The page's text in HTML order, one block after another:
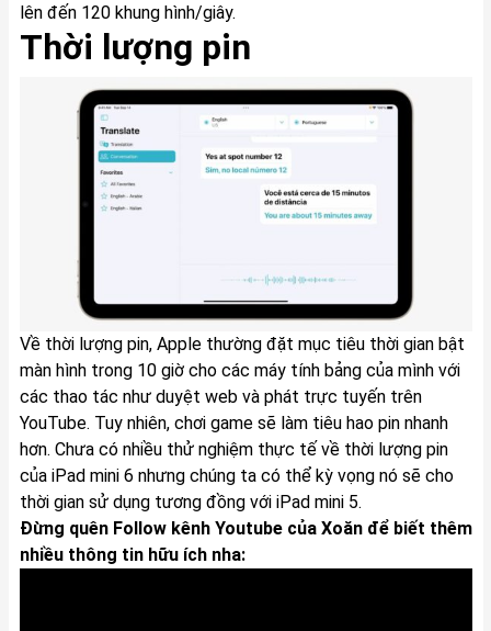
lên đến 120 khung hình/giây.
Thời lượng pin
Về thời lượng pin, Apple thường đặt mục tiêu thời gian bật
màn hình trong 10 giờ cho các máy tính bảng của mình với
các thao tác như duyệt web và phát trực tuyến trên
YouTube. Tuy nhiên, chơi game sẽ làm tiêu hao pin nhanh
hơn. Chưa có nhiều thử nghiệm thực tế về thời lượng pin
của iPad mini 6 nhưng chúng ta có thể kỳ vọng nó sẽ cho
thời gian sử dụng tương đồng với iPad mini 5.
Đừng quên Follow kênh Youtube của Xoăn để biết thêm
nhiều thông tin hữu ích nha: